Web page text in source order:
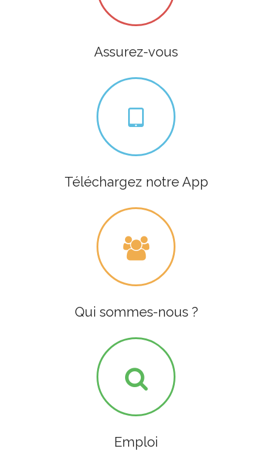
Assurez-vous
Téléchargez notre App
Qui sommes-nous ?
Emploi